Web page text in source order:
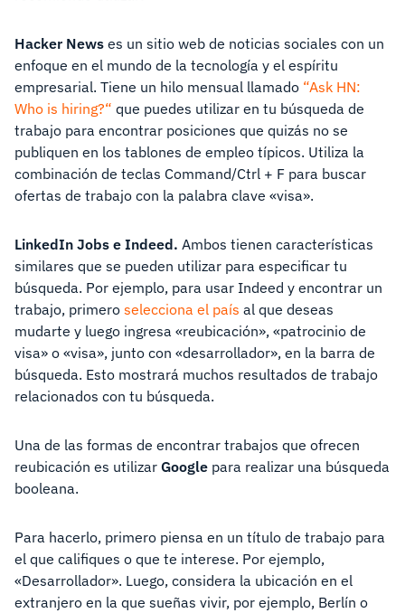
Hacker News es un sitio web de noticias sociales con un
enfoque en el mundo de la tecnología y el espíritu
empresarial. Tiene un hilo mensual llamado “Ask HN:
Who is hiring?“ que puedes utilizar en tu búsqueda de
trabajo para encontrar posiciones que quizás no se
publiquen en los tablones de empleo típicos. Utiliza la
combinación de teclas Command/Ctrl + F para buscar
ofertas de trabajo con la palabra clave «visa».
LinkedIn Jobs e Indeed. Ambos tienen características
similares que se pueden utilizar para especificar tu
búsqueda. Por ejemplo, para usar Indeed y encontrar un
trabajo, primero selecciona el país al que deseas
mudarte y luego ingresa «reubicación», «patrocinio de
visa» o «visa», junto con «desarrollador», en la barra de
búsqueda. Esto mostrará muchos resultados de trabajo
relacionados con tu búsqueda.
Una de las formas de encontrar trabajos que ofrecen
reubicación es utilizar Google para realizar una búsqueda
booleana.
Para hacerlo, primero piensa en un título de trabajo para
el que califiques o que te interese. Por ejemplo,
«Desarrollador». Luego, considera la ubicación en el
extranjero en la que sueñas vivir, por ejemplo, Berlín o